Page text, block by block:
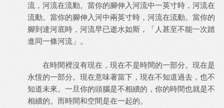
流，河流在流動。當你的腳伸入河流中一英寸時，河流在
流動。當你的腳伸入河中兩英寸時，河流在流動。當你的
腳到達河底時，河流早已逝水如斯，「人甚至不能一次踏
進同一條河流」。
在時間裡沒有現在，現在不是時間的一部分。現在是
永恆的一部分。現在意味著當下，現在不知道過去，也不
知道未來。一旦你的頭腦是不相續的，你的時間也就是不
相續的。而時間和空間是在一起的。